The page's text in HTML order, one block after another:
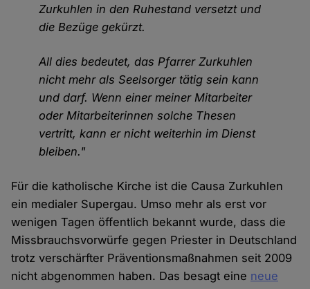
Zurkuhlen in den Ruhestand versetzt und
die Bezüge gekürzt.
All dies bedeutet, das Pfarrer Zurkuhlen
nicht mehr als Seelsorger tätig sein kann
und darf. Wenn einer meiner Mitarbeiter
oder Mitarbeiterinnen solche Thesen
vertritt, kann er nicht weiterhin im Dienst
bleiben."
Für die katholische Kirche ist die Causa Zurkuhlen
ein medialer Supergau. Umso mehr als erst vor
wenigen Tagen öffentlich bekannt wurde, dass die
Missbrauchsvorwürfe gegen Priester in Deutschland
trotz verschärfter Präventionsmaßnahmen seit 2009
nicht abgenommen haben. Das besagt eine neue